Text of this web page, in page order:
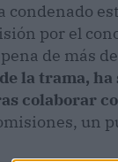
condenado
por el
de más
la trama,
colaborar
un